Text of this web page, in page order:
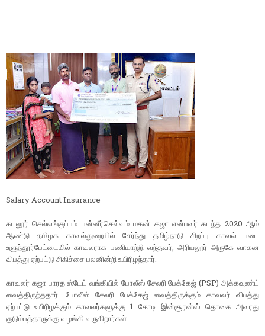
Salary Account Insurance
கடலூர் செல்லங்குப்பம் பன்னீர்செல்வம் மகன் கஜா என்பவர் கடந்த 2020 ஆம்
ஆண்டு தமிழக காவல்துறையில் சேர்ந்து தமிழ்நாடு சிறப்பு காவல் படை
உளுந்தூர்பேட்டையில் காவலராக பணியாற்றி வந்தவர், அரியலூர் அருகே வாகன
விபத்து ஏற்பட்டு சிகிச்சை பலனின்றி உயிரிழந்தார்.
காவலர் கஜா பாரத ஸ்டேட் வங்கியில் போலீஸ் சேலரி பேக்கேஜ் (PSP) அக்கவுண்ட்
வைத்திருந்ததார். போலீஸ் சேலரி பேக்கேஜ் வைத்திருக்கும் காவலர் விபத்து
ஏற்பட்டு உயிரிழக்கும் காவலர்களுக்கு 1 கோடி இன்சூரன்ஸ் தொகை அவரது
குடும்பத்தாருக்கு வழங்கி வருகிறார்கள்.